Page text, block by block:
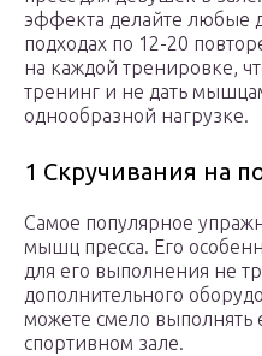
эффекта делайте любые
подходах по 12-20
на каждой тренировке,
тренинг и не дать
однообразной нагрузке.
1 Скручивания на
Самое популярное
мышц пресса. Его
для его выполнения не
дополнительного
можете смело выполнять
спортивном зале.